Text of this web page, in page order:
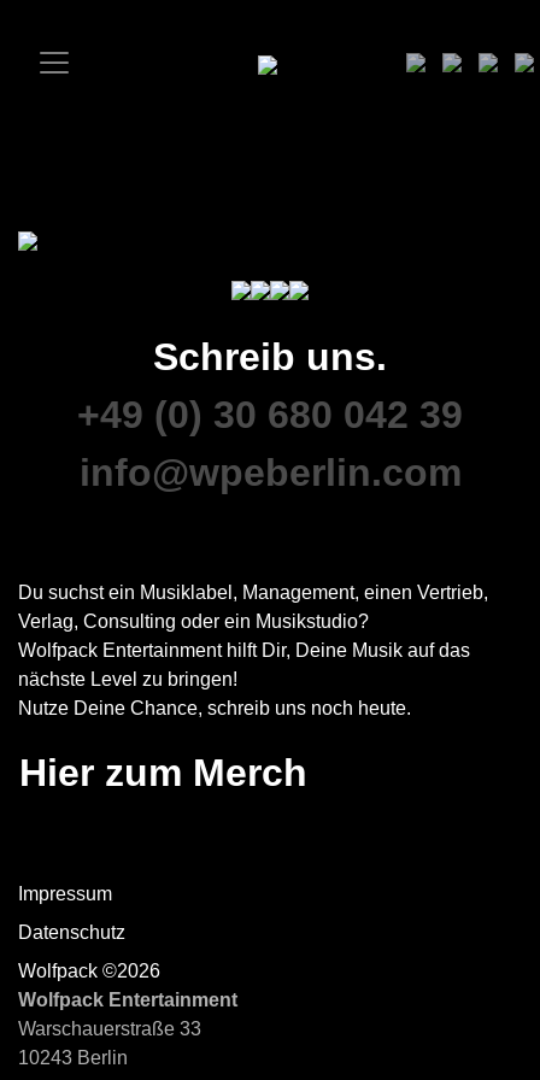
Schreib uns.
+49 (0) 30 680 042 39
info@wpeberlin.com
Du suchst ein Musiklabel, Management, einen Vertrieb,
Verlag, Consulting oder ein Musikstudio?
Wolfpack Entertainment hilft Dir, Deine Musik auf das
nächste Level zu bringen!
Nutze Deine Chance, schreib uns noch heute.
Hier zum Merch
Impressum
Datenschutz
Wolfpack ©2026
Wolfpack Entertainment
Warschauerstraße 33
10243 Berlin